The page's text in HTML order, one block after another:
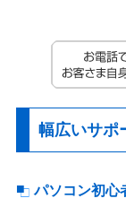
幅広いサポ
パソコン初心